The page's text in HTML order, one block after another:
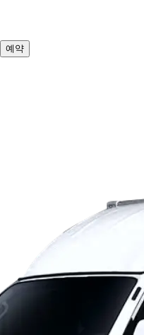
예약